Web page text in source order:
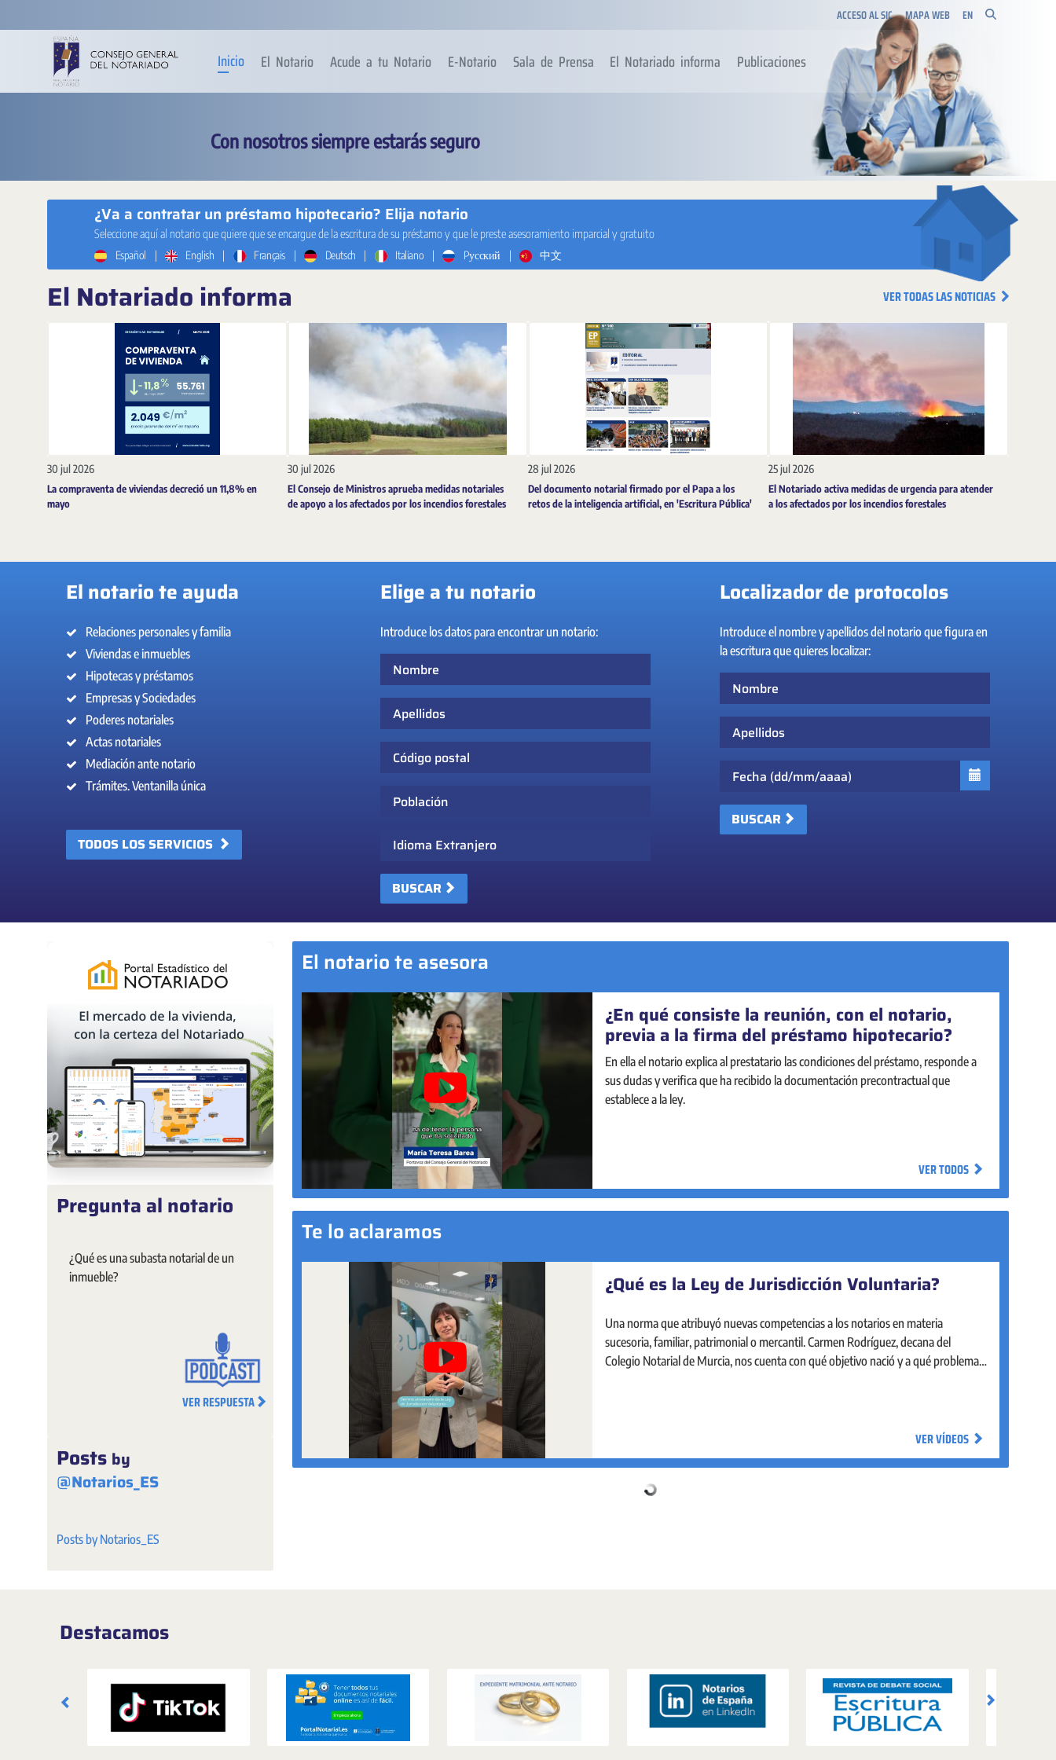
ACCESO AL SIC MAPA WEB EN
Inicio El Notario Acude a tu Notario E-Notario Sala de Prensa El Notariado informa Publicaciones
Con nosotros siempre estarás seguro
¿Va a contratar un préstamo hipotecario? Elija notario
Seleccione aquí al notario que quiere que se encargue de la escritura de su préstamo y que le preste asesoramiento imparcial y gratuito
Español | English | Français | Deutsch | Italiano | Pусский | 中文
El Notariado informa VER TODAS LAS NOTICIAS
30 jul 2026
La compraventa de viviendas decreció un 11,8% en
mayo
30 jul 2026
El Consejo de Ministros aprueba medidas notariales
de apoyo a los afectados por los incendios forestales
28 jul 2026
Del documento notarial firmado por el Papa a los
retos de la inteligencia artificial, en 'Escritura Pública'
25 jul 2026
El Notariado activa medidas de urgencia para atender
a los afectados por los incendios forestales
El notario te ayuda
Relaciones personales y familia
Viviendas e inmuebles
Hipotecas y préstamos
Empresas y Sociedades
Poderes notariales
Actas notariales
Mediación ante notario
Trámites. Ventanilla única
TODOS LOS SERVICIOS
Elige a tu notario
Introduce los datos para encontrar un notario:
Idioma Extranjero
BUSCAR
Localizador de protocolos
Introduce el nombre y apellidos del notario que figura en
la escritura que quieres localizar:
BUSCAR
Pregunta al notario
¿Qué es una subasta notarial de un
inmueble?
VER RESPUESTA
Posts by
@Notarios_ES
Posts by Notarios_ES
El notario te asesora
¿En qué consiste la reunión, con el notario,
previa a la firma del préstamo hipotecario?
En ella el notario explica al prestatario las condiciones del préstamo, responde a
sus dudas y verifica que ha recibido la documentación precontractual que
establece a la ley.
VER TODOS
¿Se pueden otorgar actos societarios online?
Sí. Desde 2023, la mayoría de actos societarios pueden realizarse online, en la
Sede Electrónica Notarial, de forma ágil y accesible, con la misma seguridad que
de manera presencial en la notaría. La intervención notarial garantiza la legalidad
y la seguridad jurídica de los actos mercantiles que realizan pequeñas y medianas
VER TODOS
Te lo aclaramos
¿Qué es la Ley de Jurisdicción Voluntaria?
Una norma que atribuyó nuevas competencias a los notarios en materia
sucesoria, familiar, patrimonial o mercantil. Carmen Rodríguez, decana del
Colegio Notarial de Murcia, nos cuenta con qué objetivo nació y a qué problemas
VER VÍDEOS
Portal Estadístico del Notariado
El Portal Estadístico del Notariado está diseñado para facilitar la consulta y el
análisis del mercado inmobiliario en nuestro país. Cuenta con un mapa de fácil
navegación, visual e interactivo para explorar y obtener los principales
VER VÍDEOS
Destacamos